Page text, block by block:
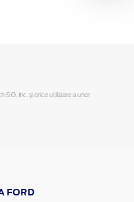
Inc. și orice utilizare a unor
FORD